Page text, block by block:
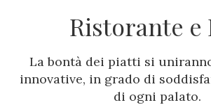
Ristorante e
La bontà dei piatti si
innovative, in grado di
di ogni palato.